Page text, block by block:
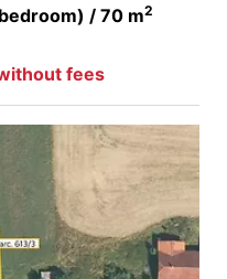
/ 70 m2
fees